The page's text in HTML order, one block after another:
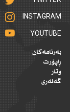
INSTAGRAM
YOUTUBE
بەرنامەکان
ڕاپۆرت
وتار
گەلەری